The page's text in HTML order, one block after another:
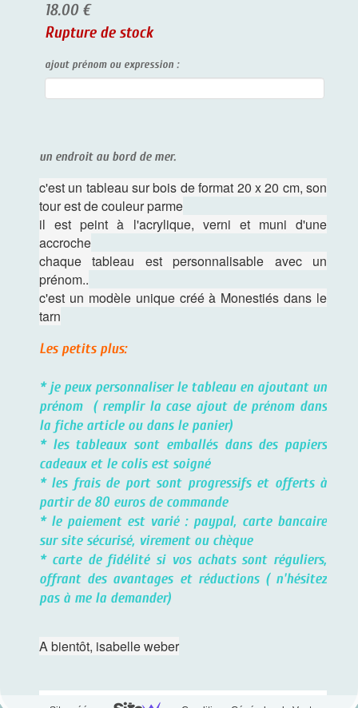
18.00 €
Rupture de stock
ajout prénom ou expression :
un endroit au bord de mer.
c'est un tableau sur bois de format 20 x 20 cm, son
tour est de couleur parme
il est peint à l'acrylique, verni et muni d'une
accroche
chaque tableau est personnalisable avec un
prénom..
c'est un modèle unique créé à Monestiés dans le
tarn
Les petits plus:
* je peux personnaliser le tableau en ajoutant un
prénom ( remplir la case ajout de prénom dans
la fiche article ou dans le panier)
* les tableaux sont emballés dans des papiers
cadeaux et le colis est soigné
* les frais de port sont progressifs et offerts à
partir de 80 euros de commande
* le paiement est varié : paypal, carte bancaire
sur site sécurisé, virement ou chèque
* carte de fidélité si vos achats sont réguliers,
offrant des avantages et réductions ( n'hésitez
pas à me la demander)
A bientôt, isabelle weber